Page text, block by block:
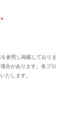
参照し掲載しておりま
合があります。各プロ
たします。